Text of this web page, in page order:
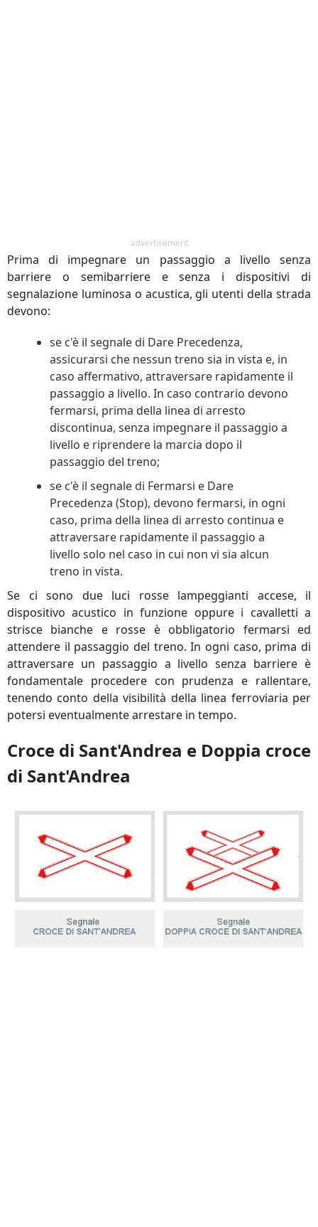
advertisement
Prima di impegnare un passaggio a livello senza
barriere o semibarriere e senza i dispositivi di
segnalazione luminosa o acustica, gli utenti della strada
devono:
se c'è il segnale di Dare Precedenza,
assicurarsi che nessun treno sia in vista e, in
caso affermativo, attraversare rapidamente il
passaggio a livello. In caso contrario devono
fermarsi, prima della linea di arresto
discontinua, senza impegnare il passaggio a
livello e riprendere la marcia dopo il
passaggio del treno;
se c'è il segnale di Fermarsi e Dare
Precedenza (Stop), devono fermarsi, in ogni
caso, prima della linea di arresto continua e
attraversare rapidamente il passaggio a
livello solo nel caso in cui non vi sia alcun
treno in vista.
Se ci sono due luci rosse lampeggianti accese, il
dispositivo acustico in funzione oppure i cavalletti a
strisce bianche e rosse è obbligatorio fermarsi ed
attendere il passaggio del treno. In ogni caso, prima di
attraversare un passaggio a livello senza barriere è
fondamentale procedere con prudenza e rallentare,
tenendo conto della visibilità della linea ferroviaria per
potersi eventualmente arrestare in tempo.
Croce di Sant'Andrea e Doppia croce
di Sant'Andrea